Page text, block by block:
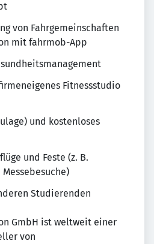
von Fahrgemeinschaften
mit fahrmob-App
Fitnessstudio
und kostenloses
und Feste (z. B.
Studierenden
GmbH ist weltweit einer
von